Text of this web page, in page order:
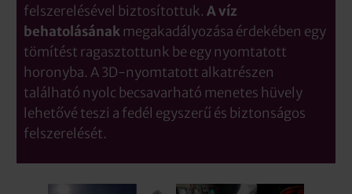
felszerelésével biztosítottuk.A víz
behatolásának megakadályozása érdekében egy
tömítést ragasztottunk be egy nyomtatott
horonyba. A 3D-nyomtatott alkatrészen
található nyolc becsavarható menetes hüvely
lehetővé teszi a fedél egyszerű és biztonságos
felszerelését.